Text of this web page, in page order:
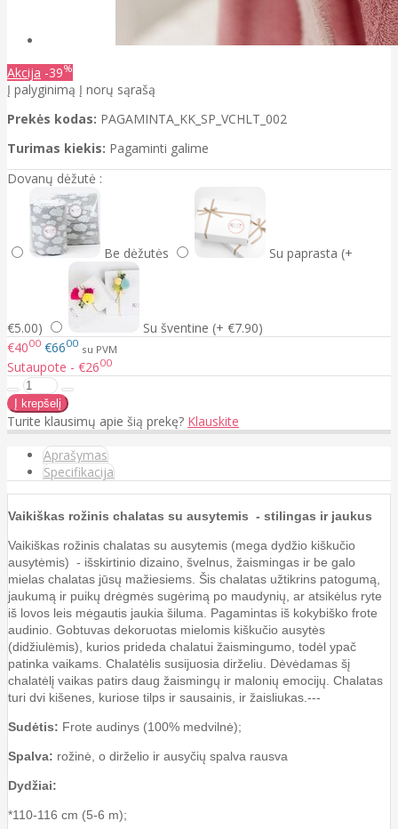
Akcija -39%
Į palyginimą Į norų sąrašą
Prekės kodas: PAGAMINTA_KK_SP_VCHLT_002
Turimas kiekis: Pagaminti galime
Dovanų dėžutė :
Be dėžutės Su paprasta (+
€5.00)
Su šventine (+ €7.90)
€4000 €6600 su PVM
Sutaupote - €2600
Turite klausimų apie šią prekę? Klauskite
Aprašymas
Specifikacija
Vaikiškas rožinis chalatas su ausytemis - stilingas ir jaukus
Vaikiškas rožinis chalatas su ausytemis (mega dydžio kiškučio
ausytėmis) - išskirtinio dizaino, švelnus, žaismingas ir be galo
mielas chalatas jūsų mažiesiems. Šis chalatas užtikrins patogumą,
jaukumą ir puikų drėgmės sugėrimą po maudynių, ar atsikėlus ryte
iš lovos leis mėgautis jaukia šiluma. Pagamintas iš kokybiško frote
audinio. Gobtuvas dekoruotas mielomis kiškučio ausytės
(didžiulėmis), kurios prideda chalatui žaismingumo, todėl ypač
patinka vaikams. Chalatėlis susijuosia dirželiu. Dėvėdamas šį
chalatėlį vaikas patirs daug žaismingų ir malonių emocijų. Chalatas
turi dvi kišenes, kuriose tilps ir sausainis, ir žaisliukas. ---
Sudėtis: Frote audinys (100% medvilnė);
Spalva: rožinė, o dirželio ir ausyčių spalva rausva
Dydžiai:
*110-116 cm (5-6 m);